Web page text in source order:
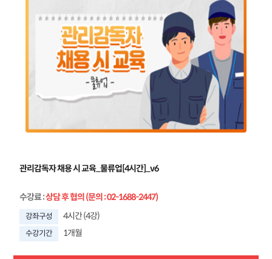
관리감독자 채용 시 교육_물류업[4시간]_v6
수강료:상담 후 협의 (문의 : 02-1688-2447)
강좌구성 4시간 (4강)
수강기간 1개월